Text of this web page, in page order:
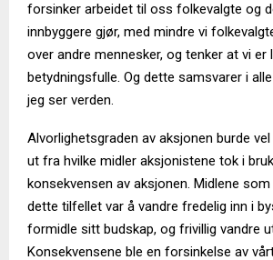
forsinker arbeidet til oss folkevalgte og
innbyggere gjør, med mindre vi
over andre mennesker, og tenker at vi er
betydningsfulle. Og dette samsvarer i
jeg ser verden.
Alvorlighetsgraden av aksjonen burde
ut fra hvilke midler aksjonistene tok i
konsekvensen av aksjonen. Midlene
dette tilfellet var å vandre fredelig inn i
formidle sitt budskap, og frivillig vandre
Konsekvensene ble en forsinkelse av